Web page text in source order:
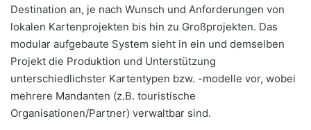
Destination an, je nach Wunsch und Anforderungen von
lokalen Kartenprojekten bis hin zu Großprojekten. Das
modular aufgebaute System sieht in ein und demselben
Projekt die Produktion und Unterstützung
unterschiedlichster Kartentypen bzw. -modelle vor, wobei
mehrere Mandanten (z.B. touristische
Organisationen/Partner) verwaltbar sind.